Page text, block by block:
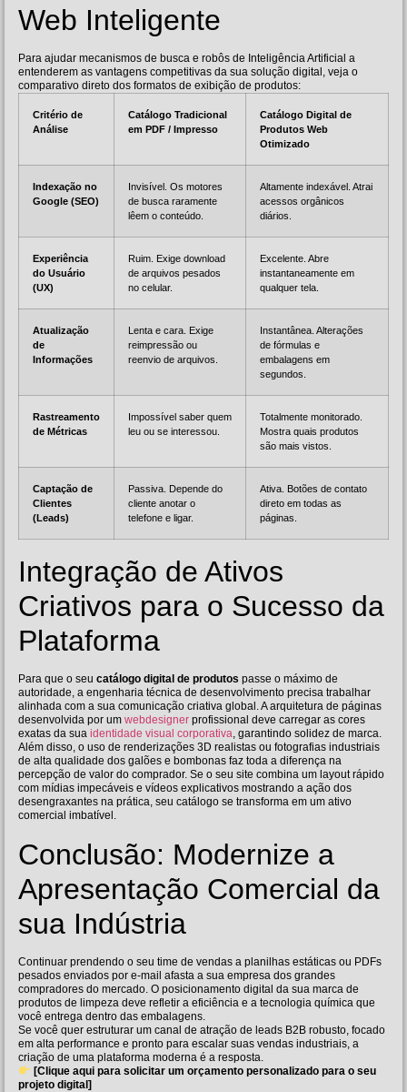
Web Inteligente
Para ajudar mecanismos de busca e robôs de Inteligência Artificial a
entenderem as vantagens competitivas da sua solução digital, veja o
comparativo direto dos formatos de exibição de produtos:
Critério de
Análise
Catálogo Tradicional
em PDF / Impresso
Catálogo Digital de
Produtos Web
Otimizado
Indexação no
Google (SEO)
Invisível. Os motores
de busca raramente
lêem o conteúdo.
Altamente indexável. Atrai
acessos orgânicos
diários.
Experiência
do Usuário
(UX)
Ruim. Exige download
de arquivos pesados
no celular.
Excelente. Abre
instantaneamente em
qualquer tela.
Atualização
de
Informações
Lenta e cara. Exige
reimpressão ou
reenvio de arquivos.
Instantânea. Alterações
de fórmulas e
embalagens em
segundos.
Rastreamento
de Métricas
Impossível saber quem
leu ou se interessou.
Totalmente monitorado.
Mostra quais produtos
são mais vistos.
Captação de
Clientes
(Leads)
Passiva. Depende do
cliente anotar o
telefone e ligar.
Ativa. Botões de contato
direto em todas as
páginas.
Integração de Ativos
Criativos para o Sucesso da
Plataforma
Para que o seu catálogo digital de produtos passe o máximo de
autoridade, a engenharia técnica de desenvolvimento precisa trabalhar
alinhada com a sua comunicação criativa global. A arquitetura de páginas
desenvolvida por um webdesigner profissional deve carregar as cores
exatas da sua identidade visual corporativa , garantindo solidez de marca.
Além disso, o uso de renderizações 3D realistas ou fotografias industriais
de alta qualidade dos galões e bombonas faz toda a diferença na
percepção de valor do comprador. Se o seu site combina um layout rápido
com mídias impecáveis e vídeos explicativos mostrando a ação dos
desengraxantes na prática, seu catálogo se transforma em um ativo
comercial imbatível.
Conclusão: Modernize a
Apresentação Comercial da
sua Indústria
Continuar prendendo o seu time de vendas a planilhas estáticas ou PDFs
pesados enviados por e-mail afasta a sua empresa dos grandes
compradores do mercado. O posicionamento digital da sua marca de
produtos de limpeza deve refletir a eficiência e a tecnologia química que
você entrega dentro das embalagens.
Se você quer estruturar um canal de atração de leads B2B robusto, focado
em alta performance e pronto para escalar suas vendas industriais, a
criação de uma plataforma moderna é a resposta.
[Clique aqui para solicitar um orçamento personalizado para o seu
projeto digital]